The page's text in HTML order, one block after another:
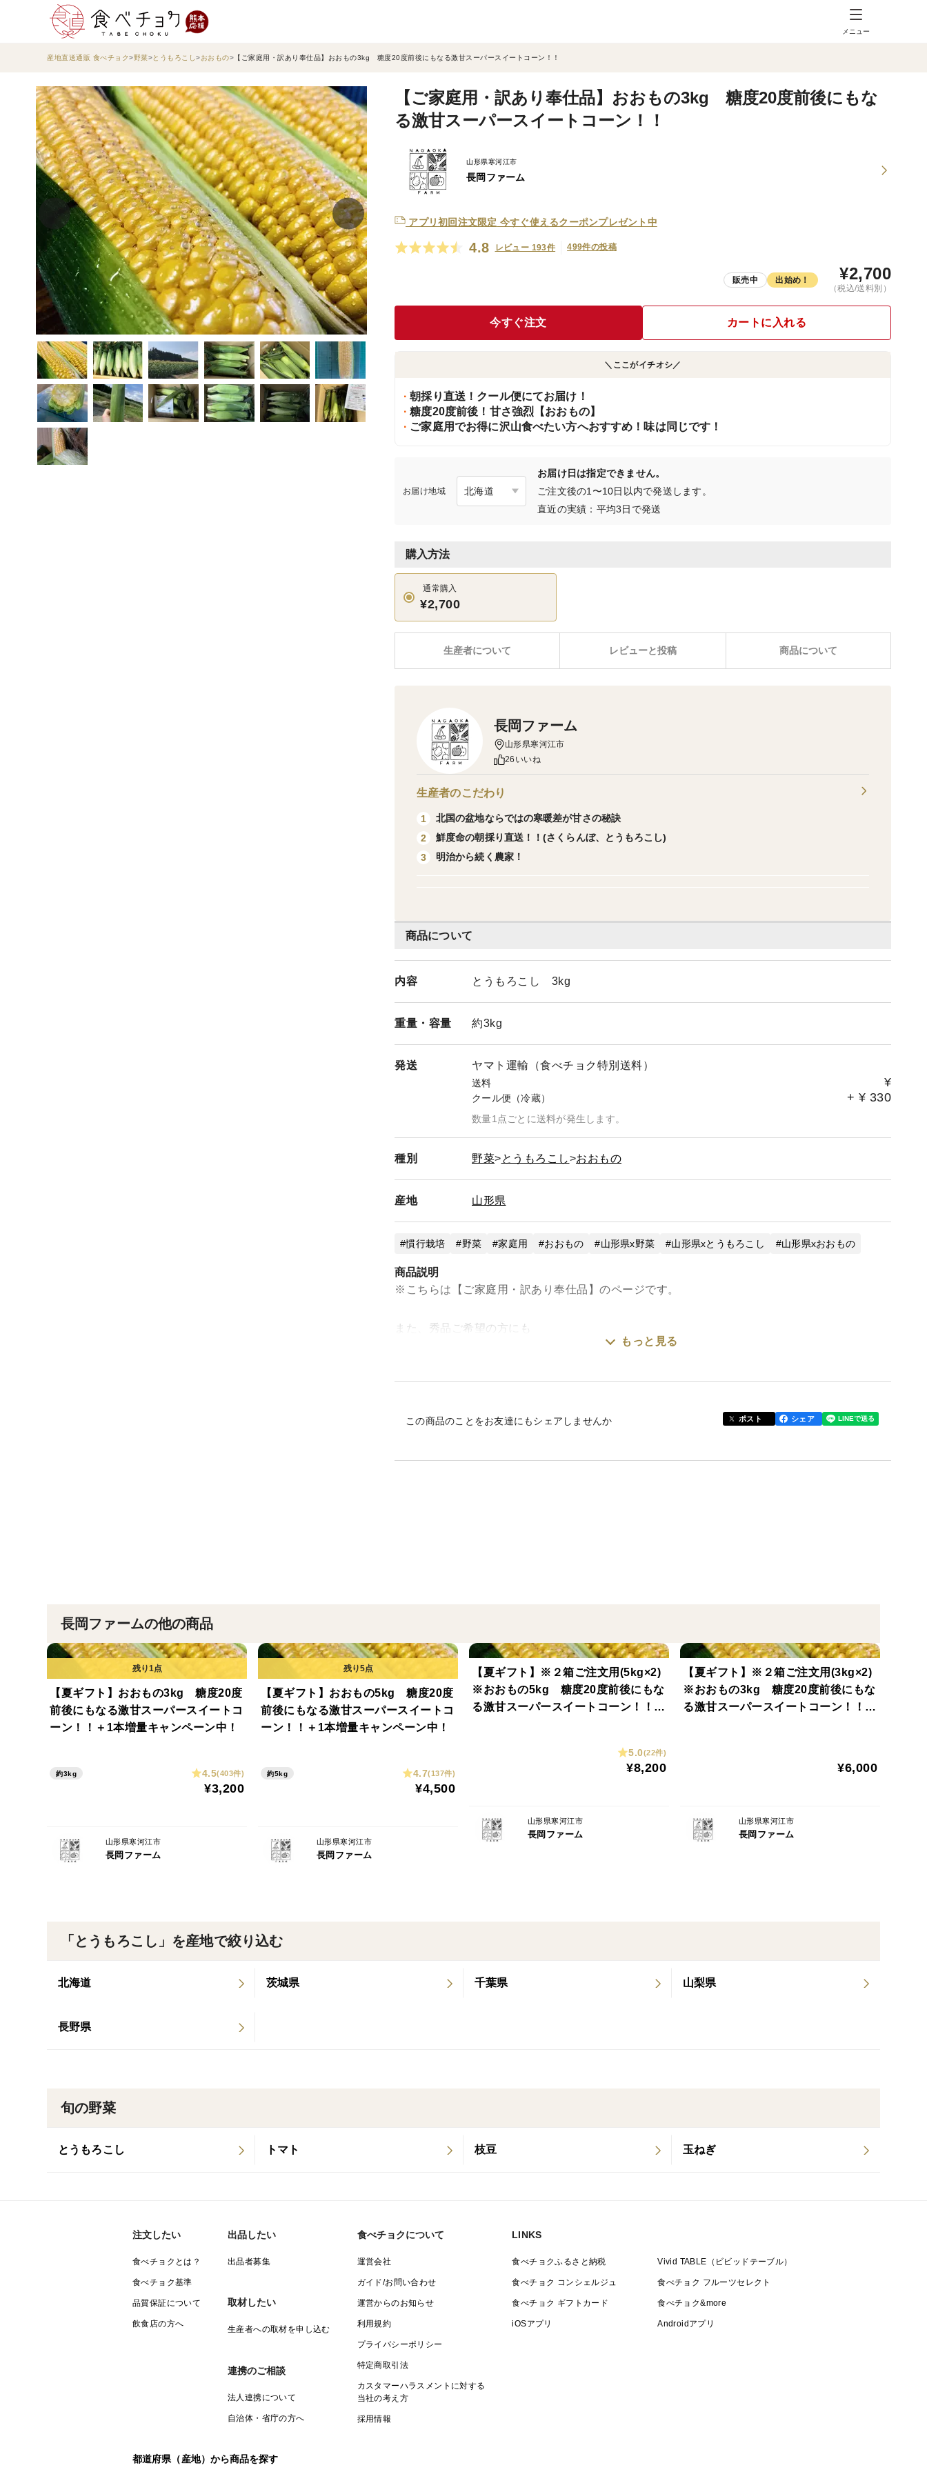
メニュー
産地直送通販 食べチョク 野菜 とうもろこし おおもの 【ご家庭用・訳あり奉仕品】おおもの3kg 糖度20度前後にもなる激甘スーパースイートコーン！！
【ご家庭用・訳あり奉仕品】おおもの3kg 糖度20度前後にもな
る激甘スーパースイートコーン！！
山形県寒河江市
長岡ファーム
アプリ初回注文限定 今すぐ使えるクーポンプレゼント中
4.8 レビュー 193件 499件の投稿
販売中 出始め！ ¥2,700
（税込/送料別）
今すぐ注文 カートに入れる
＼ここがイチオシ／
朝採り直送！クール便にてお届け！
糖度20度前後！甘さ強烈【おおもの】
ご家庭用でお得に沢山食べたい方へおすすめ！味は同じです！
お届け地域
お届け日は指定できません。
ご注文後の1〜10日以内で発送します。
直近の実績：平均3日で発送
購入方法
通常購入
¥2,700
レビューと投稿 商品について
生産者について
商品について
内容 とうもろこし 3kg
重量・ 容量 約3kg
発送 ヤマト運輸（食べチョク特別送料）
送料 ¥
クール便（冷蔵） + ¥ 330
数量1点ごとに送料が発生します。
種別 野菜 とうもろこし おおもの
産地 山形県
慣行栽培 野菜 家庭用 おおもの 山形県x野菜 山形県xとうもろこし 山形県xおおもの
商品説明
※こちらは【ご家庭用・訳あり奉仕品】のページです。
また、秀品ご希望の方にも
＜味＞
朝4時から収穫することによって
・堆肥をたっぷり使用
・盆地ならではの寒暖差で
甘みがより増します
・さらに！真夏を越した抑制栽培(秋採り)
ますます甘くなる栽培方法です！
こちらで予め先端をカットした物も
写真４枚目以降をご参照下さい)
暑い夏の毎日のお供に🌽
説明書同梱しております。
1番美味しく簡単な
レンチンがオススメです☺️
もっと見る
この商品のことをお友達にもシェアしませんか ポスト シェア
長岡ファーム
山形県寒河江市
26いいね
生産者のこだわり
1
北国の盆地ならではの寒暖差が甘さの秘訣
2
鮮度命の朝採り直送！！(さくらんぼ、とうもろこし)
3
明治から続く農家！
「とうもろこし」を産地で絞り込む
北海道 茨城県 千葉県 山梨県
長野県
旬の野菜
とうもろこし トマト 枝豆 玉ねぎ
長岡ファームの他の商品
【夏ギフト】おおもの3kg 糖度20度
前後にもなる激甘スーパースイートコ
ーン！！＋1本増量キャンペーン中！
約3kg 4.5(403件)
¥3,200
山形県寒河江市
長岡ファーム
【夏ギフト】おおもの5kg 糖度20度
前後にもなる激甘スーパースイートコ
ーン！！＋1本増量キャンペーン中！
約5kg 4.7(137件)
¥4,500
山形県寒河江市
長岡ファーム
【夏ギフト】※２箱ご注文用(5kg×2)
※おおもの5kg 糖度20度前後にもな
る激甘スーパースイートコーン！！＋
5.0(22件)
¥8,200
山形県寒河江市
長岡ファーム
【夏ギフト】※２箱ご注文用(3kg×2)
※おおもの3kg 糖度20度前後にもな
る激甘スーパースイートコーン！！＋
¥6,000
山形県寒河江市
長岡ファーム
注文したい
食べチョクとは？
食べチョク基準
品質保証について
飲食店の方へ
出品したい
出品者募集
取材したい
生産者への取材を申し込む
連携のご相談
法人連携について
自治体・省庁の方へ
食べチョクについて
運営会社
ガイド/お問い合わせ
運営からのお知らせ
利用規約
プライバシーポリシー
特定商取引法
カスタマーハラスメントに対する
当社の考え方
採用情報
LINKS
食べチョクふるさと納税 Vivid TABLE（ビビッドテーブル）
食べチョク コンシェルジュ 食べチョク フルーツセレクト
食べチョク ギフトカード 食べチョク&more
iOSアプリ Androidアプリ
都道府県（産地）から商品を探す